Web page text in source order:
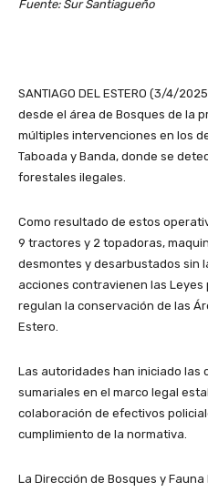
Fuente: Sur Santiagueño
SANTIAGO DEL ESTERO (3/4/
desde el área de Bosques de la
múltiples intervenciones en los
Taboada y Banda, donde se
forestales ilegales.
Como resultado de estos
9 tractores y 2 topadoras,
desmontes y desarbustados sin
acciones contravienen las Leyes
regulan la conservación de las
Estero.
Las autoridades han iniciado
sumariales en el marco legal
colaboración de efectivos
cumplimiento de la normativa.
La Dirección de Bosques y